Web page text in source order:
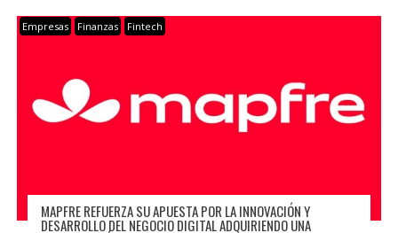
Empresas Finanzas Fintech
MAPFRE REFUERZA SU APUESTA POR LA INNOVACIÓN Y
DESARROLLO DEL NEGOCIO DIGITAL ADQUIRIENDO UNA